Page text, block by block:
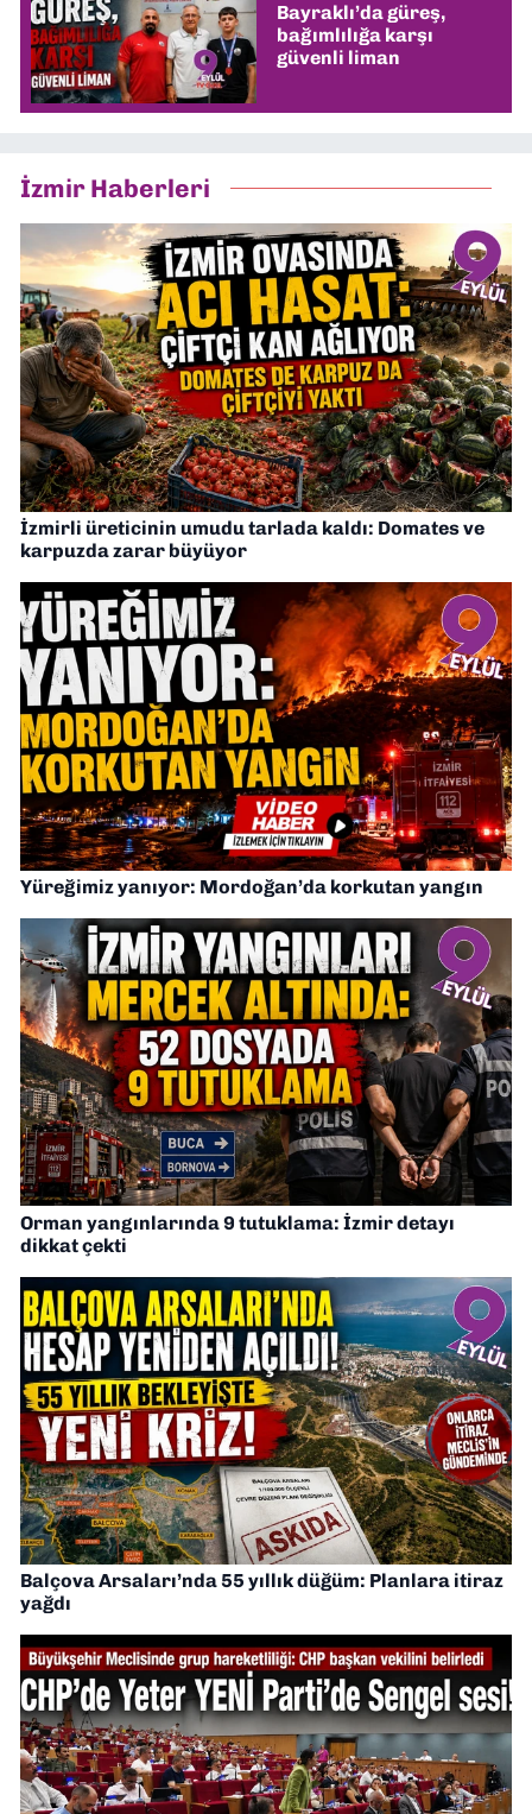
Bayraklı’da güreş,
bağımlılığa karşı
güvenli liman
İzmir Haberleri
İzmirli üreticinin umudu tarlada kaldı: Domates ve
karpuzda zarar büyüyor
Yüreğimiz yanıyor: Mordoğan’da korkutan yangın
Orman yangınlarında 9 tutuklama: İzmir detayı
dikkat çekti
Balçova Arsaları’nda 55 yıllık düğüm: Planlara itiraz
yağdı